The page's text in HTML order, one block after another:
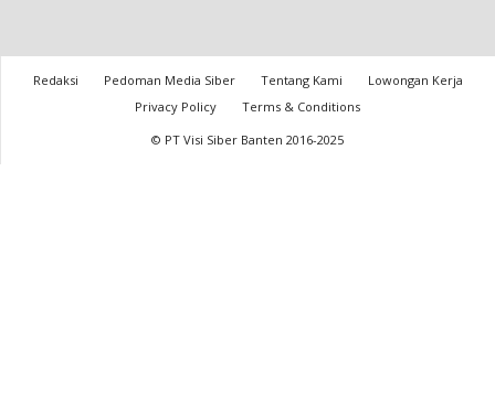
Redaksi Pedoman Media Siber Tentang Kami
Lowongan Kerja
Privacy Policy
Terms & Conditions
© PT Visi Siber Banten 2016-2025